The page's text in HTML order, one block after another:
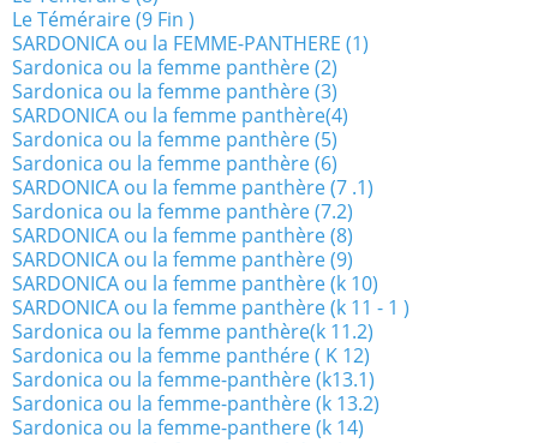
Le Téméraire (9 Fin )
SARDONICA ou la FEMME-PANTHERE (1)
Sardonica ou la femme panthère (2)
Sardonica ou la femme panthère (3)
SARDONICA ou la femme panthère(4)
Sardonica ou la femme panthère (5)
Sardonica ou la femme panthère (6)
SARDONICA ou la femme panthère (7 .1)
Sardonica ou la femme panthère (7.2)
SARDONICA ou la femme panthère (8)
SARDONICA ou la femme panthère (9)
SARDONICA ou la femme panthère (k 10)
SARDONICA ou la femme panthère (k 11 - 1 )
Sardonica ou la femme panthère(k 11.2)
Sardonica ou la femme panthére ( K 12)
Sardonica ou la femme-panthère (k13.1)
Sardonica ou la femme-panthère (k 13.2)
Sardonica ou la femme-panthere (k 14)